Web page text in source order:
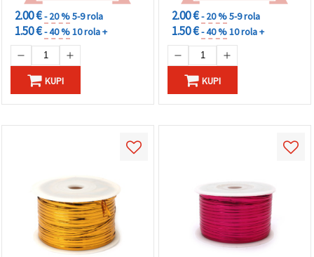
2.00 €- 20 %5-9 rola
1.50 €- 40 %10 rola +
KUPI
2.00 €- 20 %5-9 rola
1.50 €- 40 %10 rola +
KUPI